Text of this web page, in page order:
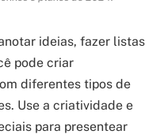
ideias, fazer listas
pode criar
diferentes tipos de
Use a criatividade e
para presentear